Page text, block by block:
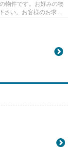
物件です。お好みの物
い。お客様のお求め